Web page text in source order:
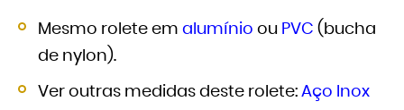
Mesmo rolete em alumínio ou PVC (bucha
de nylon).
Ver outras medidas deste rolete: Aço Inox